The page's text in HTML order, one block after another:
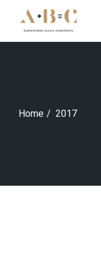
content
Home 2017